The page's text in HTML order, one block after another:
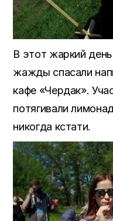
В этот жаркий
жажды спасали
кафе «Чердак».
потягивали
никогда кстати.